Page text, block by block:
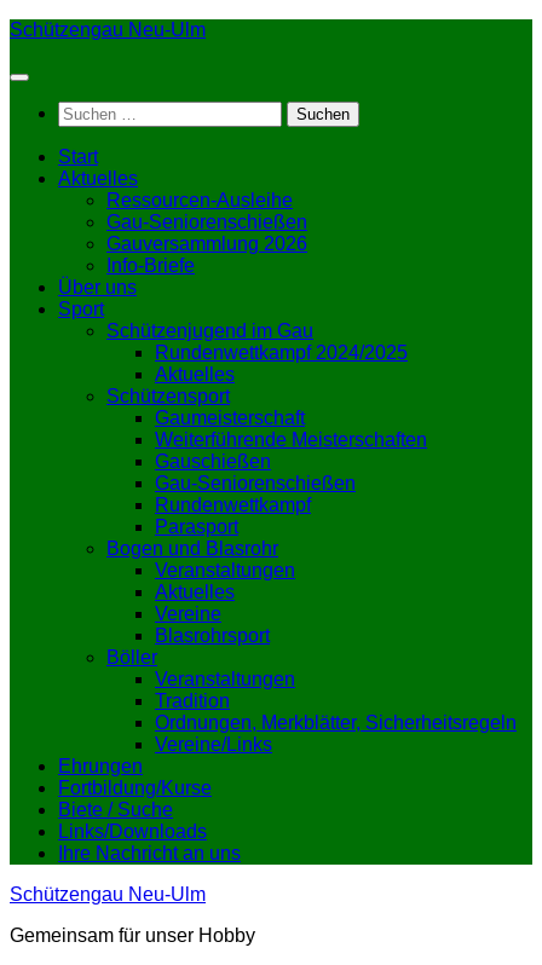
Zum
springen
Schützengau Neu-Ulm
Suchen
nach:
Start
Aktuelles
Ressourcen-Ausleihe
Gau-Seniorenschießen
Gauversammlung 2026
Info-Briefe
Über uns
Sport
Schützenjugend im Gau
Rundenwettkampf 2024/2025
Aktuelles
Schützensport
Gaumeisterschaft
Weiterführende Meisterschaften
Gauschießen
Gau-Seniorenschießen
Rundenwettkampf
Parasport
Bogen und Blasrohr
Veranstaltungen
Aktuelles
Vereine
Blasrohrsport
Böller
Veranstaltungen
Tradition
Ordnungen, Merkblätter, Sicherheitsregeln
Vereine/Links
Ehrungen
Fortbildung/Kurse
Biete / Suche
Links/Downloads
Ihre Nachricht an uns
Schützengau Neu-Ulm
Gemeinsam für unser Hobby